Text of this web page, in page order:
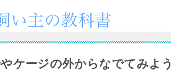
ケージの外からなでてみよう